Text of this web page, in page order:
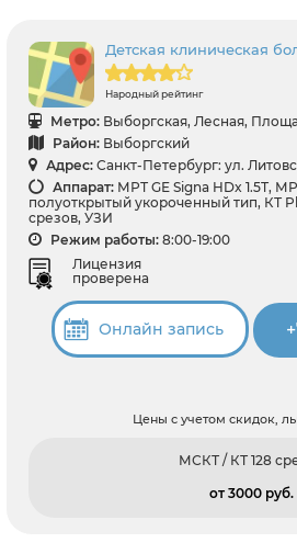
Детская клиническая
Народный рейтинг
Метро: Выборгская, Лесная,
Район: Выборгский
Адрес: Санкт-Петербург: ул.
Аппарат: МРТ GЕ Signa HDx 1.5Т,
полуоткрытый укороченный тип, КТ
срезов, УЗИ
Режим работы: 8:00-19:00
Лицензия
проверена
Онлайн запись
Цены с учетом скидок,
МСКТ / КТ 128
от 3000 pуб.